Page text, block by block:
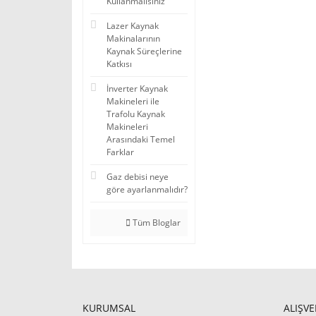
Lazer Kaynak
Makinalarının
Kaynak Süreçlerine
Katkısı
İnverter Kaynak
Makineleri ile
Trafolu Kaynak
Makineleri
Arasındaki Temel
Farklar
Gaz debisi neye
göre ayarlanmalıdır?
Tüm Bloglar
KURUMSAL